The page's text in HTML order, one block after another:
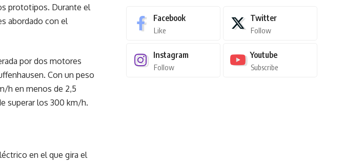
prototipos. Durante el
abordado con el
por dos motores
Con un peso
h en menos de 2,5
superar los 300 km/h.
en el que gira el
Facebook
Like
Twitter
Follow
Instagram
Follow
Youtube
Subscribe